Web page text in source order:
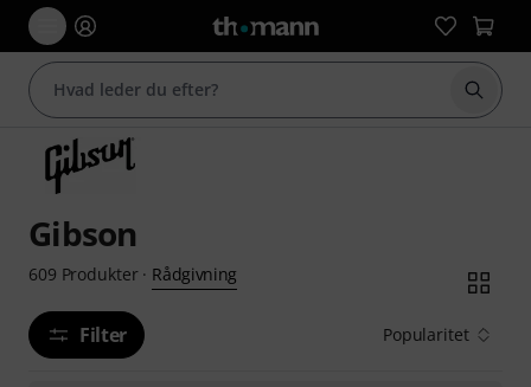
Start
Gibson
609 Produkter· Rådgivning
Filter Popularitet